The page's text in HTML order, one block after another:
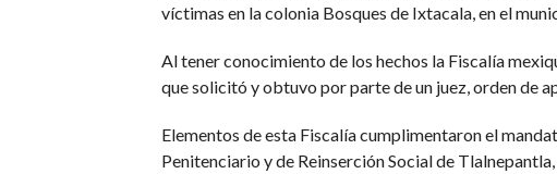
víctimas en la colonia Bosques de Ixtacala, en el
Al tener conocimiento de los hechos la Fiscalía
que solicitó y obtuvo por parte de un juez, orden de
Elementos de esta Fiscalía cumplimentaron el
Penitenciario y de Reinserción Social de